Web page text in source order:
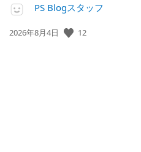
PS Blogスタッフ
公
2026年8月4日 12